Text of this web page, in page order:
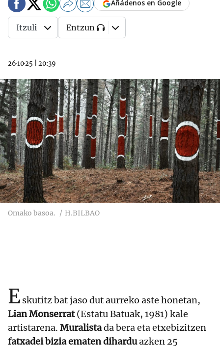
26·10·25 20:39
Añádenos en Google
Itzuli Entzun
Omako basoa. H.BILBAO
Eskutitz bat jaso dut aurreko aste honetan,
Lian Monserrat(Estatu Batuak, 1981) kale
artistarena. Muralistada bera eta etxebizitzen
fatxadei bizia ematen diharduazken 25